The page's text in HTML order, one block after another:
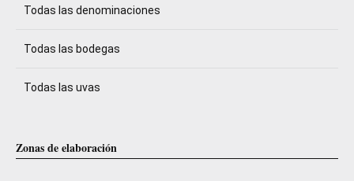
Todas las denominaciones
Todas las bodegas
Todas las uvas
Zonas de elaboración